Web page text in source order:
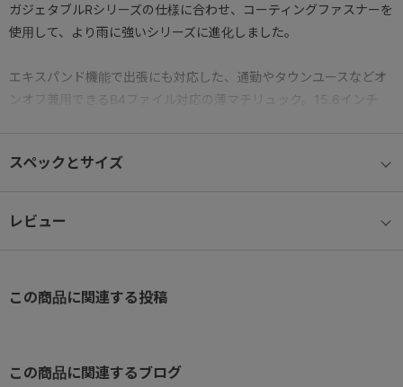
ガジェタブルRシリーズの仕様に合わせ、コーティングファスナーを
使用して、より雨に強いシリーズに進化しました。
エキスパンド機能で出張にも対応した、通勤やタウンユースなどオ
ンオフ兼用できるB4ファイル対応の薄マチリュック。15.6インチ
● エキスパンダブル機能
※防水ではありません
スペックとサイズ
レビュー
この商品に関連する投稿
この商品に関連するブログ